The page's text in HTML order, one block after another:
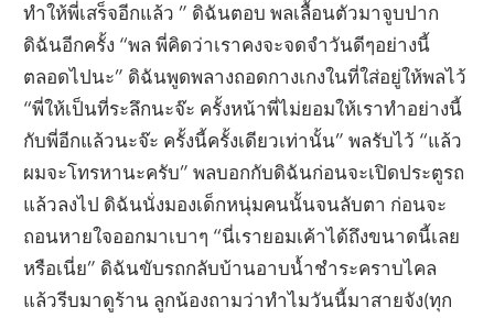
ทำให้พี่เสร็จอีกแล้ว ” ดิฉันตอบ พลเลื้อนตัวมาจูบปาก
ดิฉันอีกครั้ง “พล พี่คิดว่าเราคงจะจดจำวันดีๆอย่างนี้
ตลอดไปนะ” ดิฉันพูดพลางถอดกางเกงในที่ใส่อยู่ให้พลไว้
“พี่ให้เป็นที่ระลึกนะจ๊ะ ครั้งหน้าพี่ไม่ยอมให้เราทำอย่างนี้
กับพี่อีกแล้วนะจ๊ะ ครั้งนี้ครั้งเดียวเท่านั้น” พลรับไว้ “แล้ว
ผมจะโทรหานะครับ” พลบอกกับดิฉันก่อนจะเปิดประตูรถ
แล้วลงไป ดิฉันนั่งมองเด็กหนุ่มคนนั้นจนลับตา ก่อนจะ
ถอนหายใจออกมาเบาๆ “นี่เรายอมเค้าได้ถึงขนาดนี้เลย
หรือเนี่ย” ดิฉันขับรถกลับบ้านอาบน้ำชำระคราบไคล
แล้วรีบมาดูร้าน ลูกน้องถามว่าทำไมวันนี้มาสายจัง(ทุก